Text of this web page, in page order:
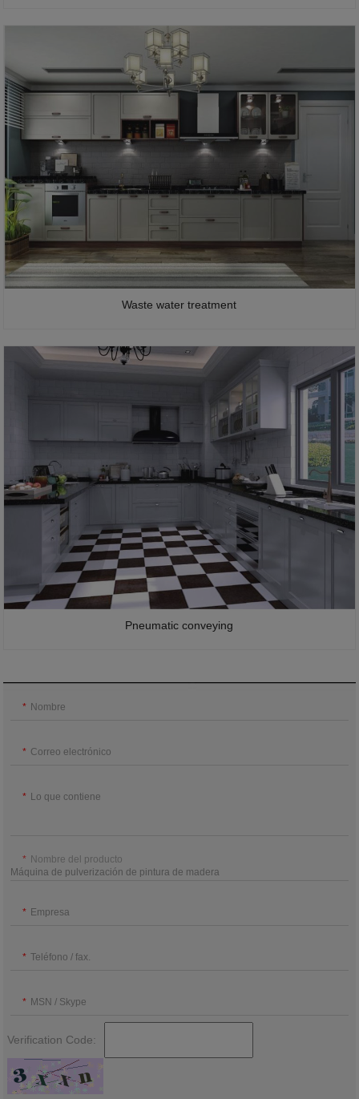
Waste water treatment
Pneumatic conveying
Nombre
Correo electrónico
Lo que contiene
Nombre del producto
Empresa
Teléfono / fax.
MSN / Skype
Verification Code: